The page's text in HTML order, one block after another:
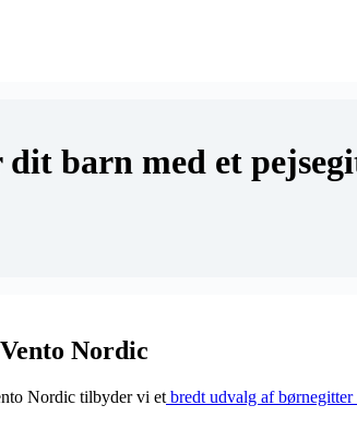
barn med et
Nordic
Nordic tilbyder vi et bredt udvalg af børnegitter